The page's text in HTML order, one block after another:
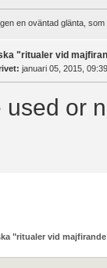
en oväntad glänta,
"ritualer vid
januari 05, 2015,
used or
"ritualer vid